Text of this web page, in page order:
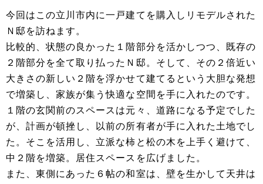
今回はこの立川市内に一戸建てを購入しリモデルされた
Ｎ邸を訪ねます。
比較的、状態の良かった１階部分を活かしつつ、既存の
２階部分を全て取り払ったＮ邸。そして、その２倍近い
大きさの新しい２階を浮かせて建てるという大胆な発想
で増築し、家族が集う快適な空間を手に入れたのです。
１階の玄関前のスペースは元々、道路になる予定でした
が、計画が頓挫し、以前の所有者が手に入れた土地でし
た。そこを活用し、立派な柿と松の木を上手く避けて、
中２階を増築。居住スペースを広げました。
また、東側にあった６帖の和室は、壁を生かして天井は